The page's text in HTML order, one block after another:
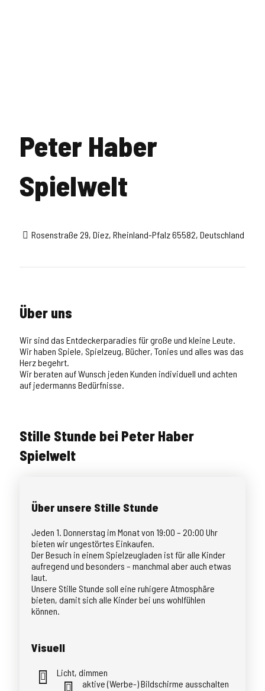
Peter Haber
Spielwelt
Rosenstraße 29, Diez, Rheinland-Pfalz 65582, Deutschland
Über uns
Wir sind das Entdeckerparadies für große und kleine Leute.
Wir haben Spiele, Spielzeug, Bücher, Tonies und alles was das
Herz begehrt.
Wir beraten auf Wunsch jeden Kunden individuell und achten
auf jedermanns Bedürfnisse.
Stille Stunde bei Peter Haber
Spielwelt
Über unsere Stille Stunde
Jeden 1. Donnerstag im Monat von 19:00 – 20:00 Uhr
bieten wir ungestörtes Einkaufen.
Der Besuch in einem Spielzeugladen ist für alle Kinder
aufregend und besonders – manchmal aber auch etwas
laut.
Unsere Stille Stunde soll eine ruhigere Atmosphäre
bieten, damit sich alle Kinder bei uns wohlfühlen
können.
Visuell
Licht, dimmen
aktive (Werbe-) Bildschirme ausschalten